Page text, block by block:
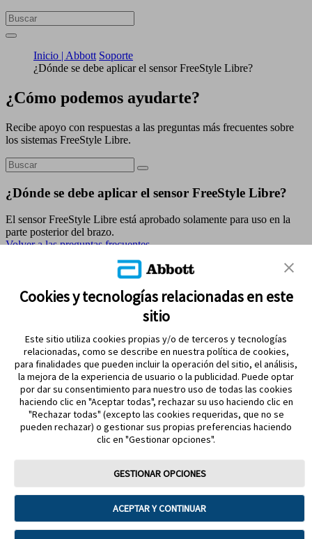
Inicio | Abbott Soporte
¿Dónde se debe aplicar el sensor FreeStyle Libre?
¿Cómo podemos ayudarte?
Recibe apoyo con respuestas a las preguntas más frecuentes sobre
los sistemas FreeStyle Libre.
¿Dónde se debe aplicar el sensor FreeStyle Libre?
El sensor FreeStyle Libre está aprobado solamente para uso en la
parte posterior del brazo.
Volver a las preguntas frecuentes
CONTÁCTANOS
MANTENTE EN CONTACTO
Términos y condiciones
Cookies y tecnologías relacionadas en este
sitio
Este sitio utiliza cookies propias y/o de terceros y tecnologías
relacionadas, como se describe en nuestra política de cookies,
para finalidades que pueden incluir la operación del sitio, el análisis,
la mejora de la experiencia de usuario o la publicidad. Puede optar
por dar su consentimiento para nuestro uso de todas las cookies
haciendo clic en "Aceptar todas", rechazar su uso haciendo clic en
"Rechazar todas" (excepto las cookies requeridas, que no se
pueden rechazar) o gestionar sus propias preferencias haciendo
clic en "Gestionar opciones".
GESTIONAR OPCIONES
ACEPTAR Y CONTINUAR